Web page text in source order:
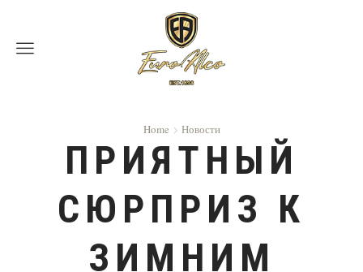
Menu
Home Новости
ПРИЯТНЫЙ
СЮРПРИЗ К
ЗИМНИМ